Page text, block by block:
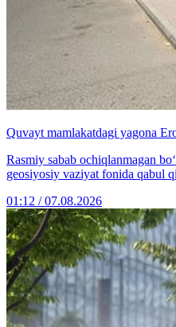
Quvayt mamlakatdagi yagona
Rasmiy sabab ochiqlanmagan
geosiyosiy vaziyat fonida qabul
01:12 / 07.08.2026